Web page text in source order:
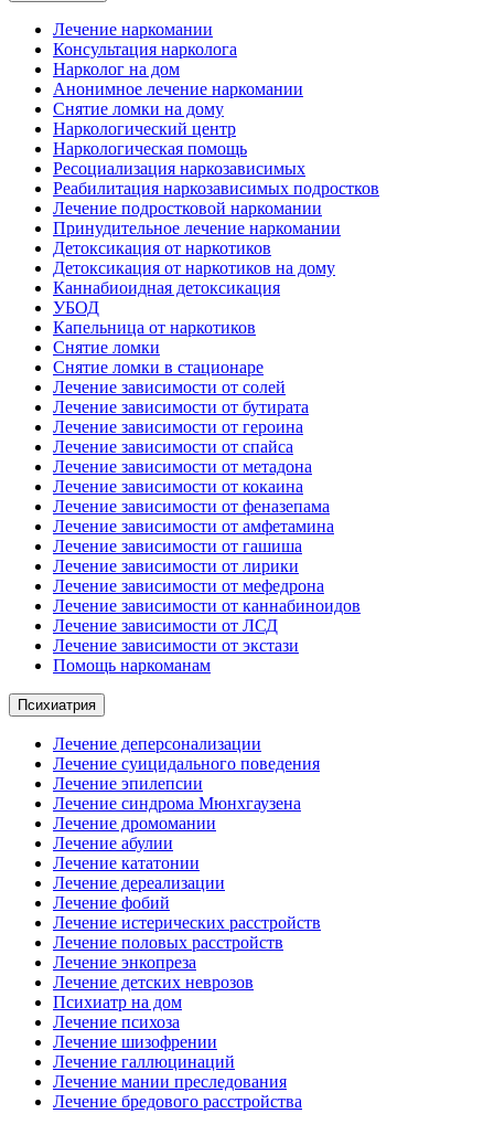
Лечение наркомании
Консультация нарколога
Нарколог на дом
Анонимное лечение наркомании
Снятие ломки на дому
Наркологический центр
Наркологическая помощь
Ресоциализация наркозависимых
Реабилитация наркозависимых подростков
Лечение подростковой наркомании
Принудительное лечение наркомании
Детоксикация от наркотиков
Детоксикация от наркотиков на дому
Каннабиоидная детоксикация
УБОД
Капельница от наркотиков
Снятие ломки
Снятие ломки в стационаре
Лечение зависимости от солей
Лечение зависимости от бутирата
Лечение зависимости от героина
Лечение зависимости от спайса
Лечение зависимости от метадона
Лечение зависимости от кокаина
Лечение зависимости от феназепама
Лечение зависимости от амфетамина
Лечение зависимости от гашиша
Лечение зависимости от лирики
Лечение зависимости от мефедрона
Лечение зависимости от каннабиноидов
Лечение зависимости от ЛСД
Лечение зависимости от экстази
Помощь наркоманам
Психиатрия
Лечение деперсонализации
Лечение суицидального поведения
Лечение эпилепсии
Лечение синдрома Мюнхгаузена
Лечение дромомании
Лечение абулии
Лечение кататонии
Лечение дереализации
Лечение фобий
Лечение истерических расстройств
Лечение половых расстройств
Лечение энкопреза
Лечение детских неврозов
Психиатр на дом
Лечение психоза
Лечение шизофрении
Лечение галлюцинаций
Лечение мании преследования
Лечение бредового расстройства